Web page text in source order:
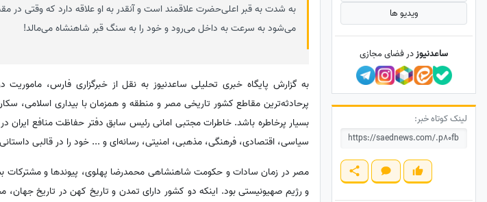
به شدت به قبر اعلی‌حضرت علاقمند است و آنقدر به او علاقه دارد که وقتی در
می‌شود به سرعت به داخل می‌رود و خود را به سنگ قبر شاهنشاه می‌مالد!
به گزارش پایگاه خبری تحلیلی ساعدنیوز به نقل از خبرگزاری فارس،
پرحادثه‌ترین مقاطع کشور تاریخی مصر و منطقه و همزمان با بیداری اسلامی،
بسیار پرخاطره باشد. خاطرات مجتبی امانی رئیس سابق دفتر حفاظت منافع ایران
سیاسی، اقتصادی، فرهنگی، مذهبی، امنیتی، رسانه‌ای و ... خود را در قالبی
مصر در زمان سادات و حکومت شاهنشاهی محمدرضا پهلوی، پیوندها و مشترکات
و رژیم صهیونیستی بود. اینکه دو کشور دارای تمدن و تاریخ کهن در تاریخ
ویدیو ها
ساعدنیوزدر فضای مجازی
لینک کوتاه خبر: